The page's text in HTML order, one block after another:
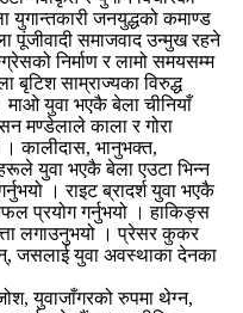
युगान्तकारी जनयुद्धको कमाण्ड
पूंजीवादी समाजवाद उन्मुख रहने
निर्माण र लामो समयसम्म
बृटिश साम्राज्यका विरुद्ध
युवा भएकै बेला चीनियाँ
मण्डेलाले काला र गोरा
। कालीदास, भानुभक्त,
युवा भएकै बेला एउटा भिन्न
। राइट ब्रादर्श युवा भएकै
प्रयोग गर्नुभयो । हाकिङ्स
लगाउनुभयो । प्रेसर कुकर
जसलाई युवा अवस्थाका देनका
युवाजाँगरको रुपमा थेग्न,